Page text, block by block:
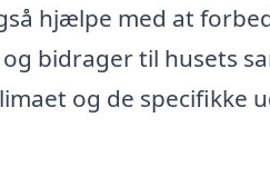
hjælpe med at
bidrager til husets
og de